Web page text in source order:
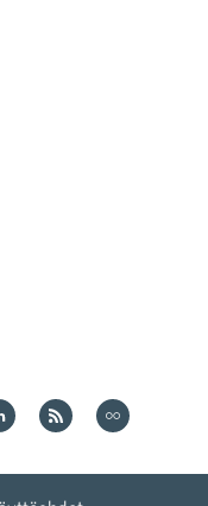
YouTubesssa
Kauppa LinkedInissä
Kauppa on RSS